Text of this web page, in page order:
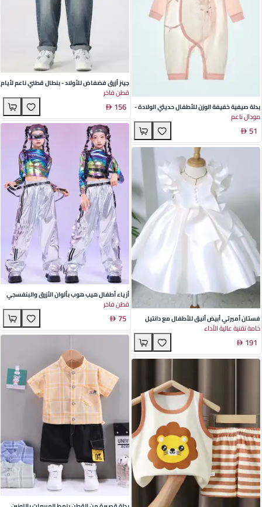
بدلة صيفية خفيفة الوزن للأطفال حديثي الولادة -
قماش مودال ناعم بأكمام طويلة وطباعة حيوانات
مرحة - مثالية للأيام الدافئة
مودال ناعم
51
فستان أميرتي أبيض أنيق للأطفال مع دانتيل
وأكمام متدفقة - مثالي لمناسبات الربيع والصيف
خامة تقنية عالية الأداء
191
جينز أزرق فضفاض للأولاد - بنطال قطني ناعم لأيام
المدرسة في فصل الخريف
قطن فاخر
156
أزياء أطفال هيب هوب بألوان الأزرق والبنفسجي
أنيقة لأداء الصيف
قطن فاخر
75